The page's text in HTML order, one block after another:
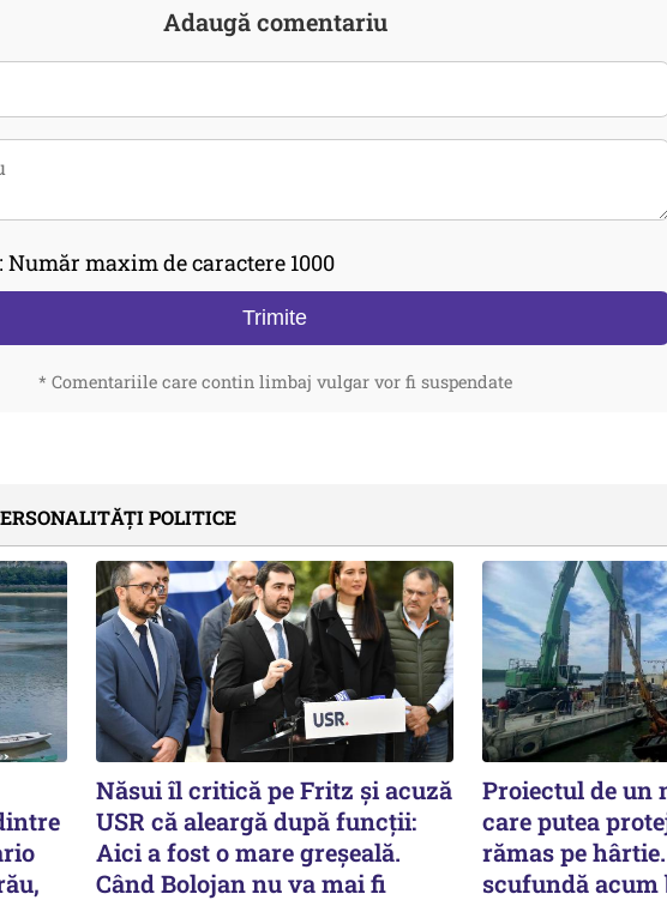
Adaugă comentariu
Număr maxim de caractere 1000
Trimite
* Comentariile care contin limbaj vulgar vor fi suspendate
POLITICE
Năsui îl critică pe Fritz și acuză
USR că aleargă după funcții:
Aici a fost o mare greșeală.
Când Bolojan nu va mai fi
Proiectul de un
care putea
rămas pe
scufundă acum